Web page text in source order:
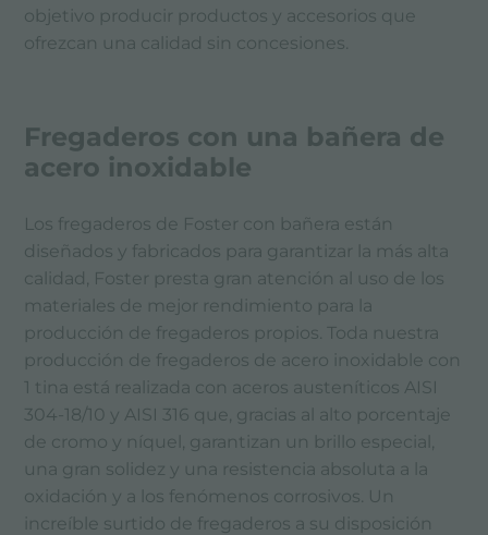
objetivo producir productos y accesorios que
ofrezcan una calidad sin concesiones.
Fregaderos con una bañera de
acero inoxidable
Los fregaderos de Foster con bañera están
diseñados y fabricados para garantizar la más alta
calidad, Foster presta gran atención al uso de los
materiales de mejor rendimiento para la
producción de fregaderos propios. Toda nuestra
producción de fregaderos de acero inoxidable con
1 tina está realizada con aceros austeníticos AISI
304-18/10 y AISI 316 que, gracias al alto porcentaje
de cromo y níquel, garantizan un brillo especial,
una gran solidez y una resistencia absoluta a la
oxidación y a los fenómenos corrosivos. Un
increíble surtido de fregaderos a su disposición